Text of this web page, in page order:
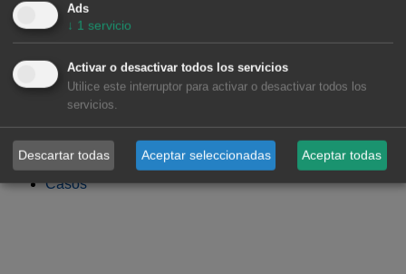
Industria, Grandes Consumidores y Data Centers
Generadores (Utilities e IPP)
Centros de Control
TSO y Distribuidoras
Representantes de mercado
Combustibles Renovables
Casos
Ads
↓ 1 servicio
Activar o desactivar todos los servicios
Utilice este interruptor para activar o desactivar todos los
servicios.
Descartar todas Aceptar seleccionadas Aceptar todas